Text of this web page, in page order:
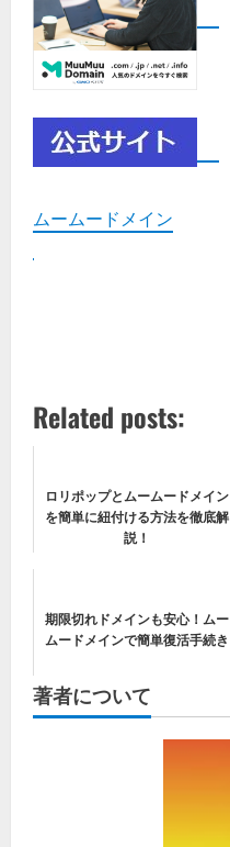
ムームードメイン
Related posts:
ロリポップとムームードメイン
を簡単に紐付ける方法を徹底解
説！
期限切れドメインも安心！ムー
ムードメインで簡単復活手続き
著者について